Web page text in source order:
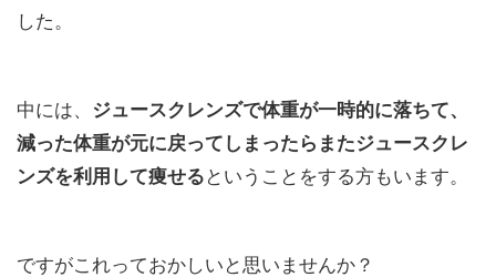
した。
中には、 ジュースクレンズで体重が一時的に落ちて、
減った体重が元に戻ってしまったらまたジュースクレ
ンズを利用して痩せる ということをする方もいます。
ですがこれっておかしいと思いませんか？